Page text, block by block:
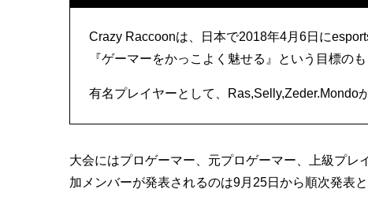
Crazy Raccoonは、日本で2018年4月6日に
『ゲーマーをかっこよく魅せる』という目標の
有名プレイヤーとして、Ras,Selly,Zeder.Mondo
大会にはプロゲーマー、元プロゲーマー、上級プ
加メンバーが発表されるのは9月25日から順次発表と